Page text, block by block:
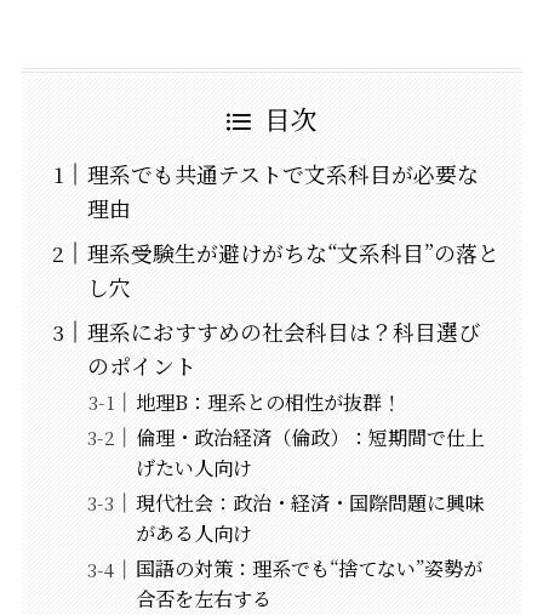
目次
理系でも共通テストで文系科目が必要な
理由
理系受験生が避けがちな“文系科目”の落と
し穴
理系におすすめの社会科目は？科目選び
のポイント
地理B：理系との相性が抜群！
倫理・政治経済（倫政）：短期間で仕上
げたい人向け
現代社会：政治・経済・国際問題に興味
がある人向け
国語の対策：理系でも“捨てない”姿勢が
合否を左右する